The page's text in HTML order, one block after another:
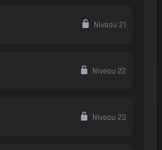
Niveau 21
Niveau 22
Niveau 23